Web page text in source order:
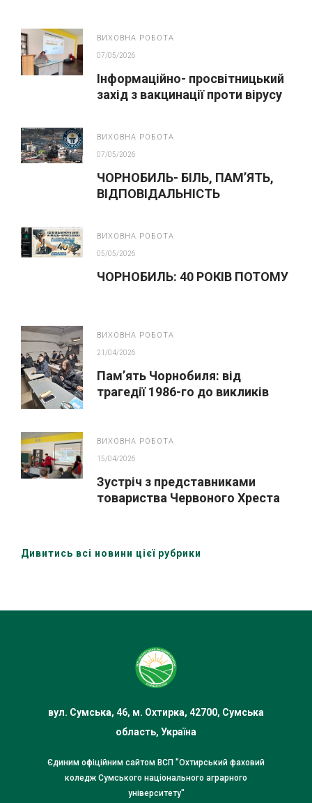
ВИХОВНА РОБОТА
07/05/2026
Інформаційно- просвітницький
захід з вакцинації проти вірусу
ВИХОВНА РОБОТА
07/05/2026
ЧОРНОБИЛЬ- БІЛЬ, ПАМ’ЯТЬ,
ВІДПОВІДАЛЬНІСТЬ
ВИХОВНА РОБОТА
05/05/2026
ЧОРНОБИЛЬ: 40 РОКІВ ПОТОМУ
ВИХОВНА РОБОТА
21/04/2026
Пам’ять Чорнобиля: від
трагедії 1986-го до викликів
ВИХОВНА РОБОТА
15/04/2026
Зустріч з представниками
товариства Червоного Хреста
Дивитись всі новини цієї рубрики
вул. Сумська, 46, м. Охтирка, 42700, Сумська
область, Україна
Єдиним офіційним сайтом ВСП "Охтирський фаховий
коледж Сумського національного аграрного
університету"